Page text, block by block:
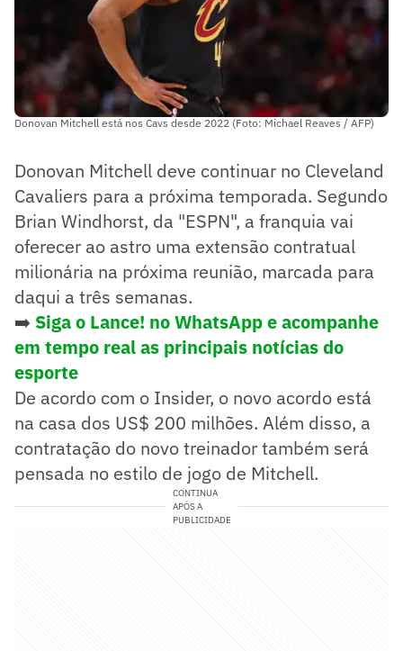
Donovan Mitchell está nos Cavs desde 2022 (Foto: Michael Reaves / AFP)
Donovan Mitchell deve continuar no Cleveland
Cavaliers para a próxima temporada. Segundo
Brian Windhorst, da "ESPN", a franquia vai
oferecer ao astro uma extensão contratual
milionária na próxima reunião, marcada para
daqui a três semanas.
➡️ Siga o Lance! no WhatsApp e acompanhe
em tempo real as principais notícias do
esporte
De acordo com o Insider, o novo acordo está
na casa dos US$ 200 milhões. Além disso, a
contratação do novo treinador também será
pensada no estilo de jogo de Mitchell.
CONTINUA
APÓS A
PUBLICIDADE